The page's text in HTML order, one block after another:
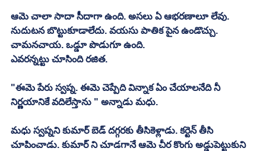
ఆమె చాలా సాదా సీదాగా ఉంది. అసలు ఏ ఆభరణాలూ లేవు.
నుదుటన బొట్టుకూడాలేదు. వయసు పాతిక పైన ఉండొచ్చు.
చామనచాయ. ఒడ్డూ పొడుగూ ఉంది.
ఎవరన్నట్టు చూసింది రజిత.
"ఈమె పేరు స్వప్న. ఈమె చెప్పేది విన్నాక ఏం చేయాలనేది నీ
నిర్ణయానికే వదిలేస్తాను " అన్నాడు మధు.
మధు స్వప్నని కుమార్ బెడ్ దగ్గరకు తీసికెళ్లాడు. కర్టెన్ తీసి
చూపించాడు. కుమార్ ని చూడగానే ఆమె చీర కొంగు అడ్డుపెట్టుకుని